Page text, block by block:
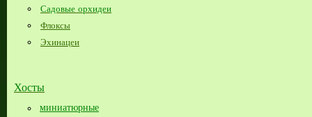
Садовые орхидеи
Флоксы
Эхинацеи
Хосты
миниатюрные